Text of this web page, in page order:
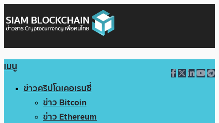
เมนู
ข่าวคริปโตเคอเรนซี่
ข่าว Bitcoin
ข่าว Ethereum